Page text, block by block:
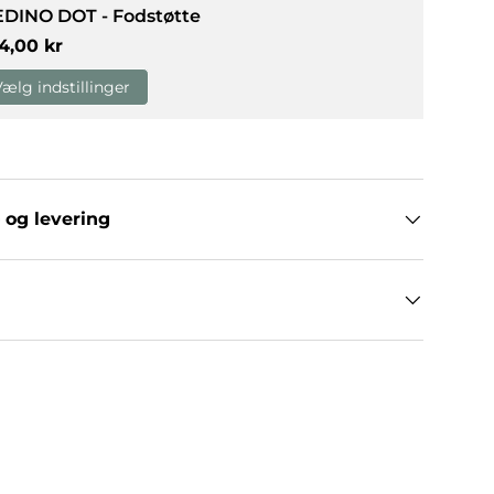
9 i gallerivisning
DOT - Fodstøtte
kr
indstillinger
og levering